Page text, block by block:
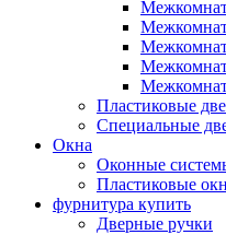
Пластиковые
Специальные
Окна
Оконные
Пластиковые
фурнитура купить
Дверные ручки